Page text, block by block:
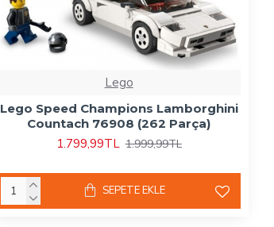
Lego
Lego Speed Champions Lamborghini
Countach 76908 (262 Parça)
1.799,99TL 1.999,99TL
SEPETE EKLE